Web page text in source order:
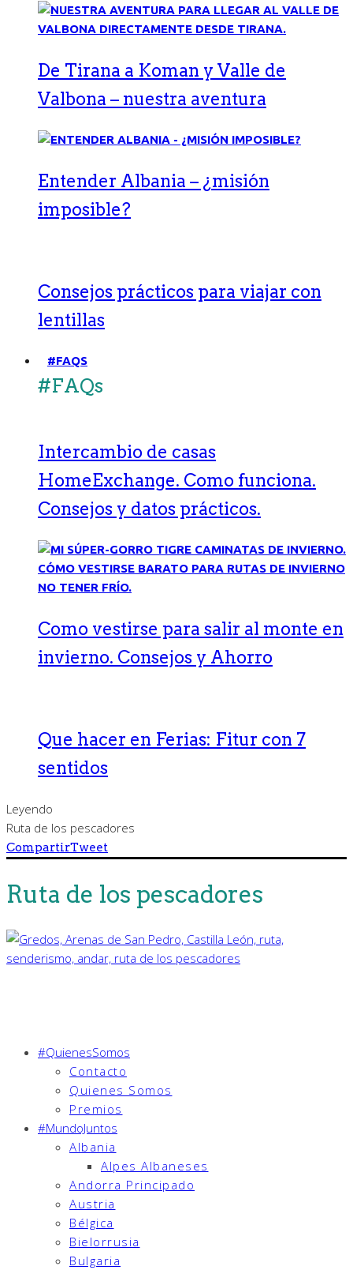
De Tirana a Koman y Valle de
Valbona – nuestra aventura
Entender Albania – ¿misión
imposible?
Consejos prácticos para viajar con
lentillas
#FAQS
#FAQs
Intercambio de casas
HomeExchange. Como funciona.
Consejos y datos prácticos.
Como vestirse para salir al monte en
invierno. Consejos y Ahorro
Que hacer en Ferias: Fitur con 7
sentidos
Leyendo
Ruta de los pescadores
CompartirTweet
Ruta de los pescadores
#QuienesSomos
Contacto
Quienes Somos
Premios
#MundoJuntos
Albania
Alpes Albaneses
Andorra Principado
Austria
Bélgica
Bielorrusia
Bulgaria